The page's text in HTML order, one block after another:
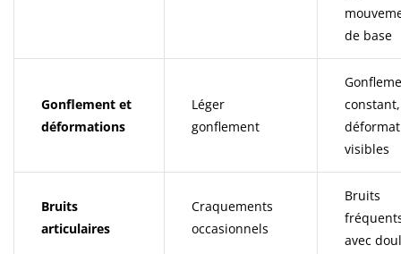
de base
Gonflement et
déformations
Léger
gonflement
constant,
visibles
Bruits
articulaires
Craquements
occasionnels
Bruits
avec